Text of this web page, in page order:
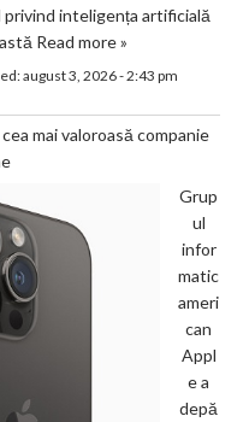
inteligența artificială
Read more »
august 3, 2026 - 2:43 pm
mai valoroasă companie
Grup
ul
infor
matic
ameri
can
Appl
e a
depă